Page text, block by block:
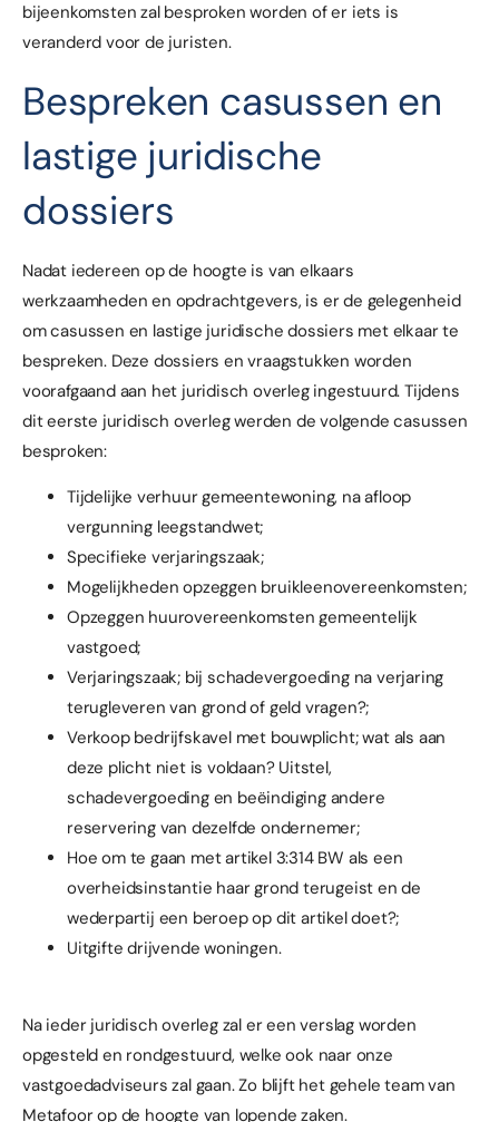
bijeenkomsten zal besproken worden of er iets is
veranderd voor de juristen.
Bespreken casussen en
lastige juridische
dossiers
Nadat iedereen op de hoogte is van elkaars
werkzaamheden en opdrachtgevers, is er de gelegenheid
om casussen en lastige juridische dossiers met elkaar te
bespreken. Deze dossiers en vraagstukken worden
voorafgaand aan het juridisch overleg ingestuurd. Tijdens
dit eerste juridisch overleg werden de volgende casussen
besproken:
Tijdelijke verhuur gemeentewoning, na afloop
vergunning leegstandwet;
Specifieke verjaringszaak;
Mogelijkheden opzeggen bruikleenovereenkomsten;
Opzeggen huurovereenkomsten gemeentelijk
vastgoed;
Verjaringszaak; bij schadevergoeding na verjaring
terugleveren van grond of geld vragen?;
Verkoop bedrijfskavel met bouwplicht; wat als aan
deze plicht niet is voldaan? Uitstel,
schadevergoeding en beëindiging andere
reservering van dezelfde ondernemer;
Hoe om te gaan met artikel 3:314 BW als een
overheidsinstantie haar grond terugeist en de
wederpartij een beroep op dit artikel doet?;
Uitgifte drijvende woningen.
Na ieder juridisch overleg zal er een verslag worden
opgesteld en rondgestuurd, welke ook naar onze
vastgoedadviseurs zal gaan. Zo blijft het gehele team van
Metafoor op de hoogte van lopende zaken.